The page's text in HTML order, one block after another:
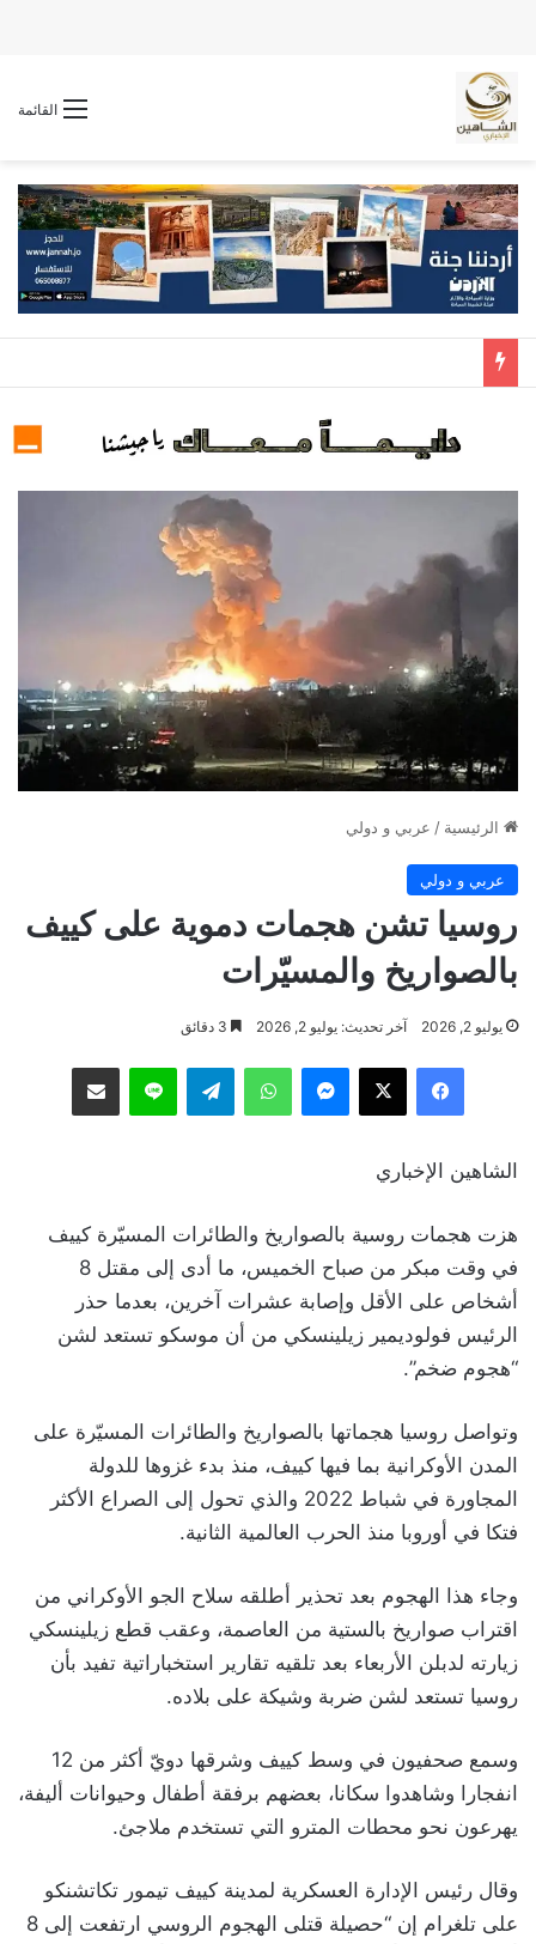
القائمة
الرئيسية / عربي و دولي
عربي و دولي
روسيا تشن هجمات دموية على كييف
بالصواريخ والمسيّرات
يوليو 2, 2026 آخر تحديث: يوليو 2, 2026
فيسبوك ‫X ماسنجر واتساب تيلقرام لاين مشاركة عبر البريد
الشاهين الإخباري
هزت هجمات روسية بالصواريخ والطائرات المسيّرة كييف
في وقت مبكر من صباح الخميس، ما أدى إلى مقتل 8
أشخاص على الأقل وإصابة عشرات آخرين، بعدما حذر
الرئيس فولوديمير زيلينسكي من أن موسكو تستعد لشن
“هجوم ضخم”.
وتواصل روسيا هجماتها بالصواريخ والطائرات المسيّرة على
المدن الأوكرانية بما فيها كييف، منذ بدء غزوها للدولة
المجاورة في شباط 2022 والذي تحول إلى الصراع الأكثر
فتكا في أوروبا منذ الحرب العالمية الثانية.
وجاء هذا الهجوم بعد تحذير أطلقه سلاح الجو الأوكراني من
اقتراب صواريخ بالستية من العاصمة، وعقب قطع زيلينسكي
زيارته لدبلن الأربعاء بعد تلقيه تقارير استخباراتية تفيد بأن
روسيا تستعد لشن ضربة وشيكة على بلاده.
وسمع صحفيون في وسط كييف وشرقها دويّ أكثر من 12
انفجارا وشاهدوا سكانا، بعضهم برفقة أطفال وحيوانات أليفة،
يهرعون نحو محطات المترو التي تستخدم ملاجئ.
وقال رئيس الإدارة العسكرية لمدينة كييف تيمور تكاتشنكو
على تلغرام إن “حصيلة قتلى الهجوم الروسي ارتفعت إلى 8